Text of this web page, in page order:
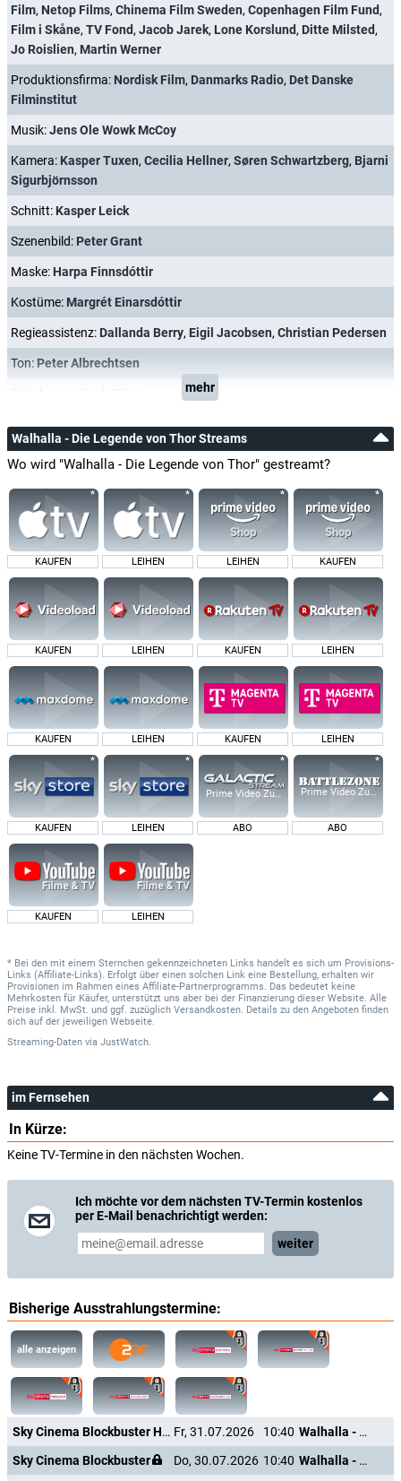
Film, Netop Films, Chinema Film Sweden, Copenhagen Film Fund,
Film i Skåne, TV Fond, Jacob Jarek, Lone Korslund, Ditte Milsted,
Jo Roislien, Martin Werner
Produktionsfirma: Nordisk Film, Danmarks Radio, Det Danske
Filminstitut
Musik:Jens Ole Wowk McCoy
Kamera: Kasper Tuxen, Cecilia Hellner, Søren Schwartzberg, Bjarni
Sigurbjörnsson
Schnitt: Kasper Leick
Szenenbild: Peter Grant
Maske: Harpa Finnsdóttir
Kostüme: Margrét Einarsdóttir
Regieassistenz: Dallanda Berry, Eigil Jacobsen, Christian Pedersen
Ton: Peter Albrechtsen
mehr
Walhalla - Die Legende von Thor Streams
Wo wird "Walhalla - Die Legende von Thor" gestreamt?
KAUFEN LEIHEN LEIHEN KAUFEN
KAUFEN LEIHEN KAUFEN LEIHEN
KAUFEN LEIHEN KAUFEN LEIHEN
KAUFEN LEIHEN
Prime Video Zusatz-Kanäle
ABO
Prime Video Zusatz-
ABO
KAUFEN LEIHEN
* Bei den mit einem Sternchen gekennzeichneten Links handelt es sich um Provisions-
Links (Affiliate-Links). Erfolgt über einen solchen Link eine Bestellung, erhalten wir
Provisionen im Rahmen eines Affiliate-Partnerprogramms. Das bedeutet keine
Mehrkosten für Käufer, unterstützt uns aber bei der Finanzierung dieser Website. Alle
Preise inkl. MwSt. und ggf. zuzüglich Versandkosten. Details zu den Angeboten finden
sich auf der jeweiligen Webseite.
Streaming-Daten via JustWatch.
im Fernsehen
In Kürze:
Keine TV-Termine in den nächsten Wochen.
Ich möchte vor dem nächsten TV-Termin kostenlos
per E-Mail benachrichtigt werden:
weiter
Bisherige Ausstrahlungstermine:
alle anzeigen
Sky Cinema Blockbuster HD +24 Fr, 31.07.2026 10:40
Walhalla - Die Legende von Thor
Sky Cinema Blockbuster
Do, 30.07.2026 10:40
Walhalla - Die Legende von Thor